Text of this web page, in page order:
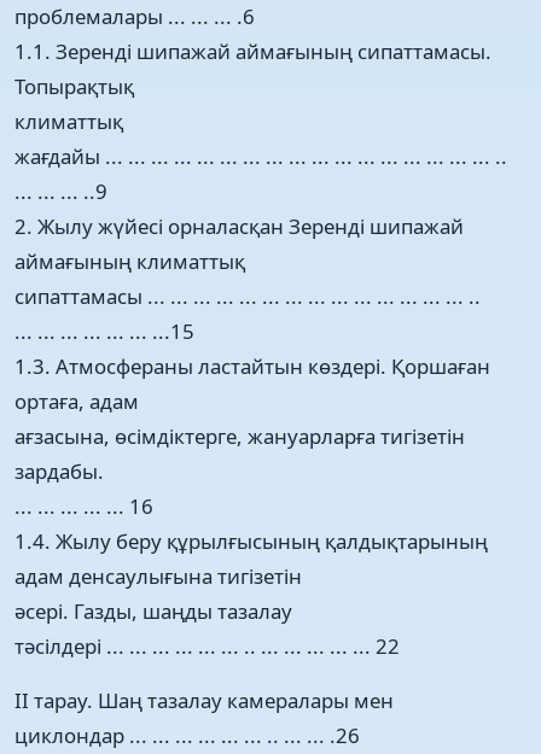
проблемалары ... ... ... .6
1.1. Зеренді шипажай аймағының сипаттамасы.
Топырақтық
климаттық
жағдайы ... ... ... ... ... ... ... ... ... ... ... ... ... ... ... ... ... ..
... ... ... ..9
2. Жылу жүйесі орналасқан Зеренді шипажай
аймағының климаттық
сипаттамасы ... ... ... ... ... ... ... ... ... ... ... ... ... ... ..
... ... ... ... ... ... ...15
1.3. Атмосфераны ластайтын көздері. Қоршаған
ортаға, адам
ағзасына, өсімдіктерге, жануарларға тигізетін
зардабы.
... ... ... ... ... 16
1.4. Жылу беру құрылғысының қалдықтарының
адам денсаулығына тигізетін
әсері. Газды, шаңды тазалау
тәсілдері ... ... ... ... ... ... .. ... ... ... ... ... 22
ІІ тарау. Шаң тазалау камералары мен
циклондар ... ... ... ... ... ... .. ... ... .26